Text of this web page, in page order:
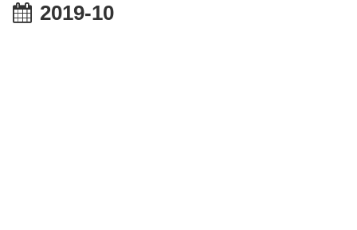
2019-10